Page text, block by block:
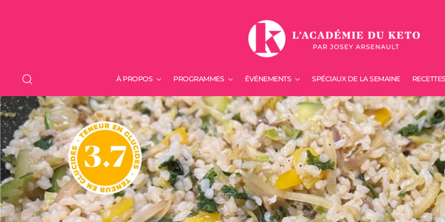
À PROPOS PROGRAMMES ÉVÉNEMENTS SPÉCIAUX DE LA SEMAINE RECETTES